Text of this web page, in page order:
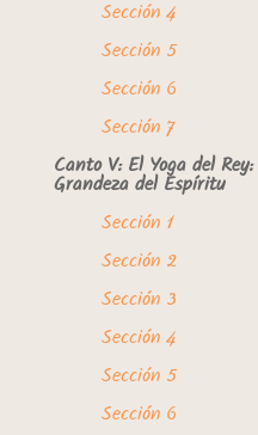
Sección 4
Sección 5
Sección 6
Sección 7
Canto V: El Yoga del
Grandeza del Espíritu
Sección 1
Sección 2
Sección 3
Sección 4
Sección 5
Sección 6